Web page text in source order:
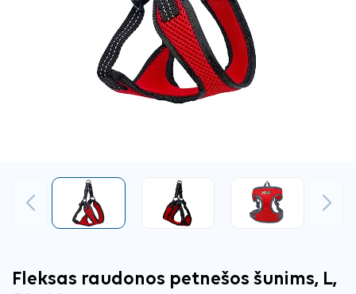
Ankstesnis Tęsti
Fleksas raudonos petnešos šunims, L,